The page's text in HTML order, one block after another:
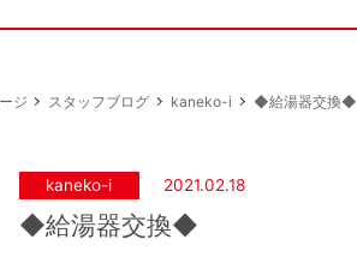
ジ スタッフブログ kaneko-i ◆給湯器交換◆
kaneko-i 2021.02.18
◆給湯器交換◆